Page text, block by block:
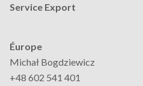
Service Export
Éurope
Michał Bogdziewicz
+48 602 541 401